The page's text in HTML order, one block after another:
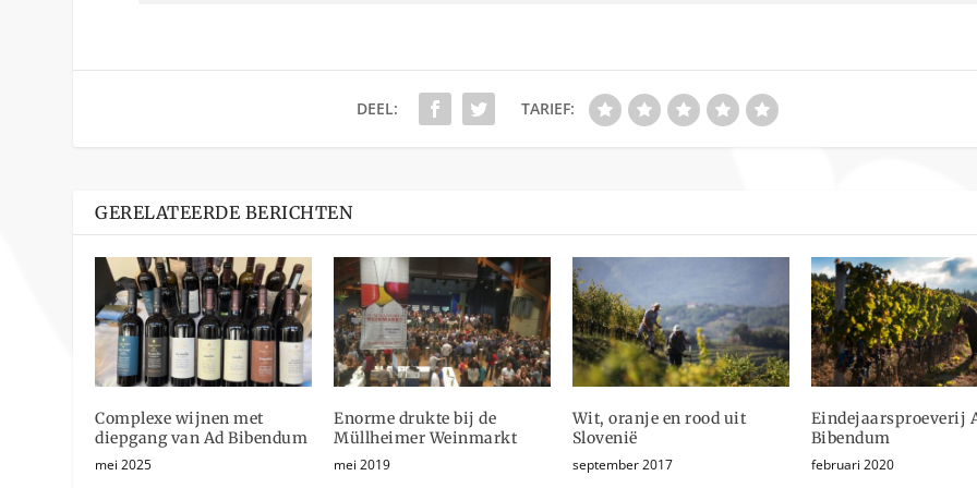
DEEL: TARIEF:
GERELATEERDE BERICHTEN
Complexe wijnen met
diepgang van Ad Bibendum
mei 2025
Enorme drukte bij de
Müllheimer Weinmarkt
mei 2019
Wit, oranje en rood uit
Slovenië
september 2017
Eindejaarsproeverij
Bibendum
februari 2020